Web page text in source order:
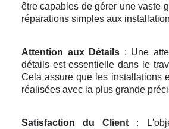
être capables de gérer une vaste
réparations simples aux
Attention aux Détails : Une
détails est essentielle dans le
Cela assure que les installations
réalisées avec la plus grande
Satisfaction du Client: